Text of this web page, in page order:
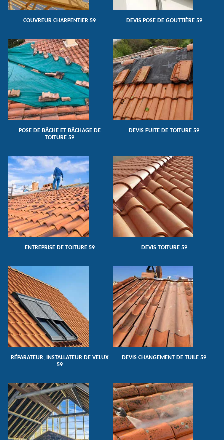
COUVREUR CHARPENTIER 59 DEVIS POSE DE GOUTTIÈRE 59
POSE DE BÂCHE ET BÂCHAGE DE
TOITURE 59
DEVIS FUITE DE TOITURE 59
ENTREPRISE DE TOITURE 59 DEVIS TOITURE 59
RÉPARATEUR, INSTALLATEUR DE VELUX
59
DEVIS CHANGEMENT DE TUILE 59